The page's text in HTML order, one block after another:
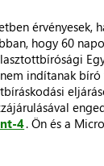
érvényesek,
hogy 60
indítanak
4. Ön és a